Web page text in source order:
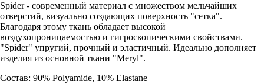
Spider - современный материал с множеством мельчайших
отверстий, визуально создающих поверхность "сетка".
Благодаря этому ткань обладает высокой
воздухопроницаемостью и гигроскопическими свойствами.
"Spider" упругий, прочный и эластичный. Идеально дополняет
изделия из основной ткани "Meryl".
Состав: 90% Polyamide, 10% Elastane